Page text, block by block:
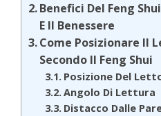
Benefici Del Feng
E Il Benessere
Come Posizionare Il
Secondo Il Feng Shui
Posizione Del
Angolo Di Lettura
Distacco Dalle